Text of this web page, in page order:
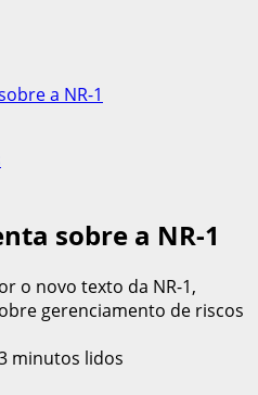
a NR-1
sobre a NR-1
o novo texto da NR-1,
gerenciamento de riscos
minutos lidos